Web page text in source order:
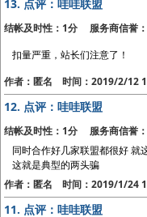
13. 点评：哇哇联盟
结帐及时性：1分 服务商信誉
扣量严重，站长们注意了！
作者：匿名 时间：2019/2/12
12. 点评：哇哇联盟
结帐及时性：1分 服务商信誉
同时合作好几家联盟都很好 就
这就是典型的两头骗
作者：匿名 时间：2019/1/24
11. 点评：哇哇联盟